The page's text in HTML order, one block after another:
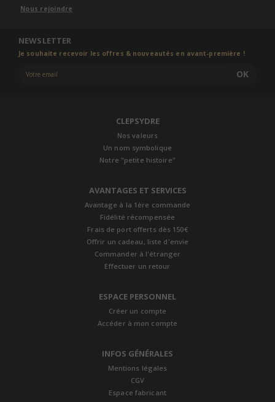
Nous rejoindre
NEWSLETTER
Je souhaite recevoir les offres & nouveautés en avant-première !
OK
CLEPSYDRE
Nos valeurs
Un nom symbolique
Notre "petite histoire"
AVANTAGES ET SERVICES
Avantage à la 1ère commande
Fidélité récompensée
Frais de port offerts dès 150€
Offrir un cadeau, liste d'envie
Commander à l'étranger
Effectuer un retour
ESPACE PERSONNEL
Créer un compte
Accéder à mon compte
INFOS GÉNÉRALES
Mentions légales
CGV
Espace fabricant